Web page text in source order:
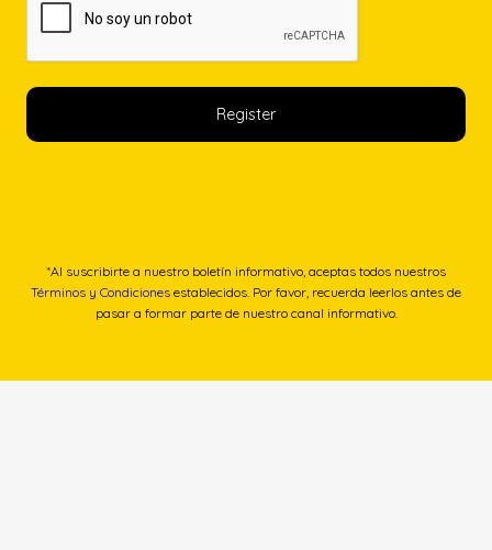
*Al suscribirte a nuestro boletín informativo, aceptas todos nuestros
Términos y Condiciones establecidos. Por favor, recuerda leerlos antes de
pasar a formar parte de nuestro canal informativo.